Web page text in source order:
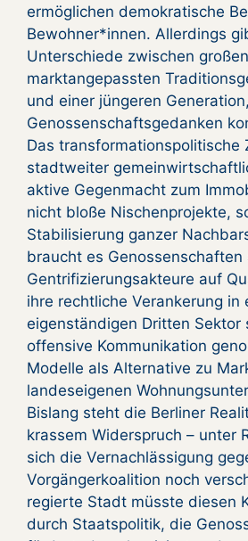
ermöglichen demokratische
Bewohner*innen. Allerdings
Unterschiede zwischen
marktangepassten
und einer jüngeren
Genossenschaftsgedanken
Das transformationspolitische
stadtweiter
aktive Gegenmacht zum
nicht bloße Nischenprojekte,
Stabilisierung ganzer
braucht es Genossenschaften
Gentrifizierungsakteure auf
ihre rechtliche Verankerung in
eigenständigen Dritten Sektor
offensive Kommunikation
Modelle als Alternative zu
landeseigenen
Bislang steht die Berliner
krassem Widerspruch – unter
sich die Vernachlässigung
Vorgängerkoalition noch
regierte Stadt müsste diesen
durch Staatspolitik, die